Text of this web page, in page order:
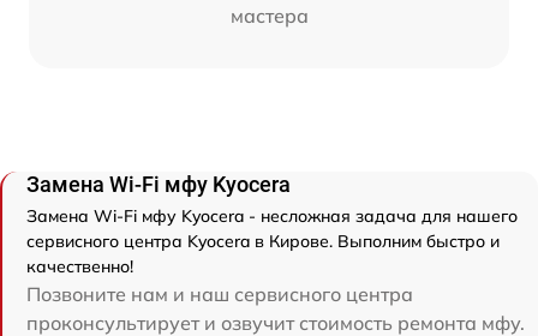
мастера
Замена Wi-Fi мфу Kyocera
Замена Wi-Fi мфу Kyocera - несложная задача для нашего
сервисного центра Kyocera в Кирове. Выполним быстро и
качественно!
Позвоните нам и наш сервисного центра
проконсультирует и озвучит стоимость ремонта мфу.